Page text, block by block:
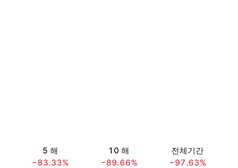
5 해
−83.33%
10 해
−89.66%
전체기간
−97.63%